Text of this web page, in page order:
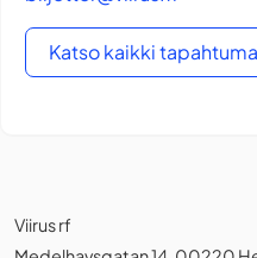
Katso kaikki
Viirus rf